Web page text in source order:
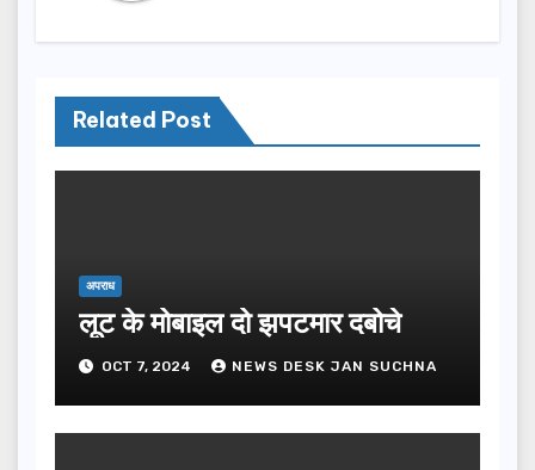
Related Post
अपराध
लूट के मोबाइल दो झपटमार दबोचे
OCT 7, 2024 NEWS DESK JAN SUCHNA